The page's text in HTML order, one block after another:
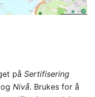
på Sertifisering
Nivå. Brukes for å